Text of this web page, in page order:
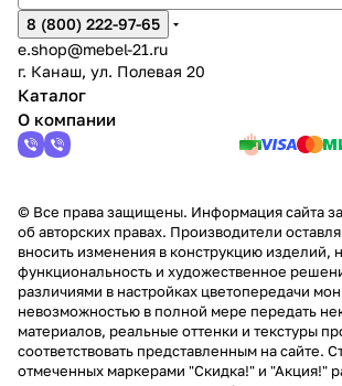
8 (800) 222-97-65
e.shop@mebel-21.ru
г. Канаш, ул. Полевая 20
Каталог
О компании
© Все права защищены. Информация сайта
об авторских правах. Производители
вносить изменения в конструкцию изделий,
функциональность и художественное
различиями в настройках цветопередачи
невозможностью в полной мере передать
материалов, реальные оттенки и текстуры
соответствовать представленным на сайте.
отмеченных маркерами "Скидка!" и "Акция!"